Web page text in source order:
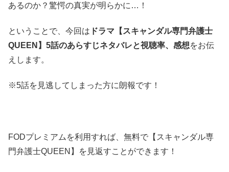
あるのか？驚愕の真実が明らかに…！
ということで、今回は ドラマ【スキャンダル専門弁護士
QUEEN】5話のあらすじネタバレと視聴率、感想をお伝
えします。
※5話を見逃してしまった方に朗報です！
FODプレミアムを利用すれば、無料で【スキャンダル専
門弁護士QUEEN】を見返すことができます！